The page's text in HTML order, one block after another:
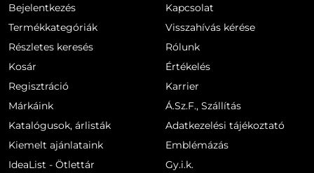
Bejelentkezés
Termékkategóriák
Részletes keresés
Kosár
Regisztráció
Kapcsolat
Visszahívás kérése
Rólunk
Értékelés
Karrier
Márkáink
Katalógusok, árlisták
Kiemelt ajánlataink
IdeaList - Ötlettár
Á.Sz.F., Szállítás
Adatkezelési tájékoztató
Emblémázás
Gy.i.k.